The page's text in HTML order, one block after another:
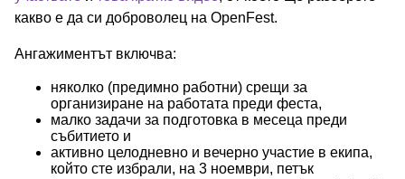
какво е да си доброволец на OpenFest.
Ангажиментът включва:
няколко (предимно работни) срещи за
организиране на работата преди феста,
малко задачи за подготовка в месеца преди
събитието и
активно целодневно и вечерно участие в екипа,
който сте избрали, на 3 ноември, петък